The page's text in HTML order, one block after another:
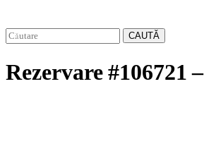
CAUTĂ
Rezervare #106721 –